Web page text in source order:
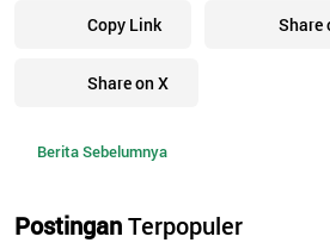
Copy Link Share
Share on X
Berita Sebelumnya
PostinganTerpopuler